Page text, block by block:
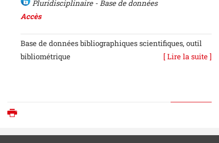
Pluridisciplinaire - Base de données
Accès
Base de données bibliographiques scientifiques, outil
bibliométrique
[ Lire la suite ]